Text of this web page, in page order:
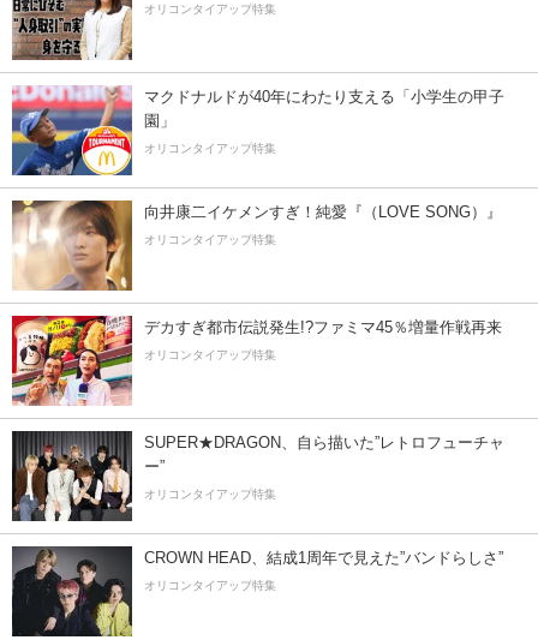
オリコンタイアップ特集
マクドナルドが40年にわたり支える「小学生の甲子
園」
オリコンタイアップ特集
向井康二イケメンすぎ！純愛『（LOVE SONG）』
オリコンタイアップ特集
デカすぎ都市伝説発生!?ファミマ45％増量作戦再来
オリコンタイアップ特集
SUPER★DRAGON、自ら描いた”レトロフューチャ
ー”
オリコンタイアップ特集
CROWN HEAD、結成1周年で見えた”バンドらしさ”
オリコンタイアップ特集